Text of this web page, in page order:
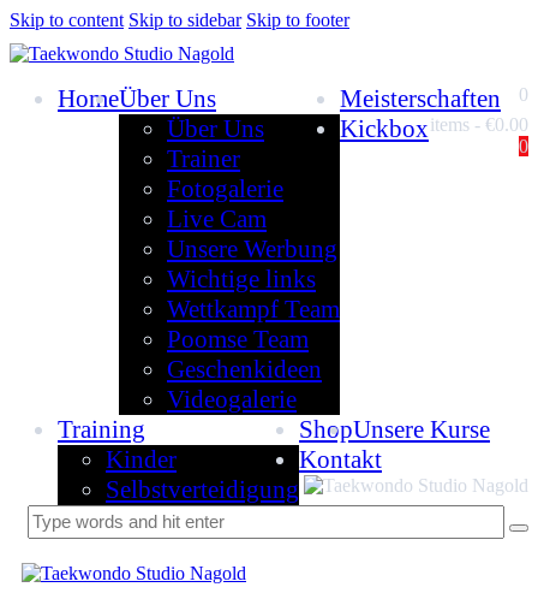
Skip to content Skip to sidebar Skip to footer
HomeÜber Uns
Über Uns
Trainer
Fotogalerie
Live Cam
Unsere Werbung
Wichtige links
Wettkampf Team
Poomse Team
Geschenkideen
Videogalerie
Meisterschaften
Kickbox
Training
Kinder
Selbstverteidigung
ShopUnsere Kurse
Kontakt
0
items - €0.00
0